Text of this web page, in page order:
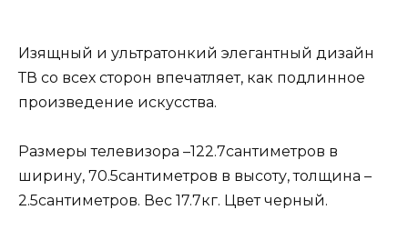
Изящный и ультратонкий элегантный дизайн
ТВ со всех сторон впечатляет, как подлинное
произведение искусства.
Размеры телевизора –122.7сантиметров в
ширину, 70.5сантиметров в высоту, толщина –
2.5сантиметров. Вес 17.7кг. Цвет черный.